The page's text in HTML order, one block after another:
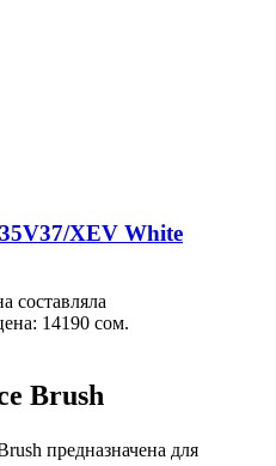
XEV White
составляла
14190 сом.
Brush
предназначена для